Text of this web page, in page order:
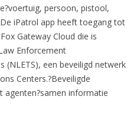
persoon, pistool,
iPatrol app heeft toegang tot
Gateway Cloud die is
Enforcement
(NLETS), een beveiligd netwerk
Centers.?Beveiligde
informatie